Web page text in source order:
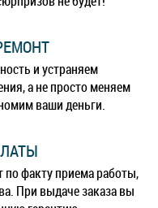
и устраняем
а не просто меняем
ваши деньги.
по факту приема работы,
При выдаче заказа вы